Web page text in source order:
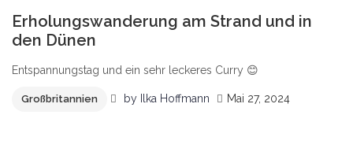
Erholungswanderung am Strand und in
den Dünen
Entspannungstag und ein sehr leckeres Curry 😊
Großbritannien by Ilka Hoffmann Mai 27, 2024